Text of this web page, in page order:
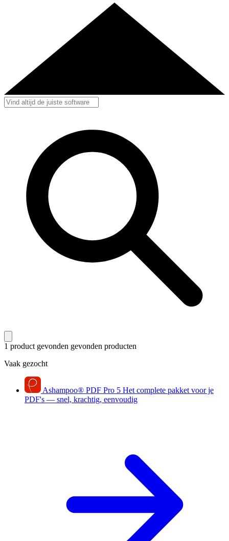
1 product gevonden gevonden producten
Vaak gezocht
Ashampoo® PDF Pro 5 Het complete pakket voor je
PDF's — snel, krachtig, eenvoudig